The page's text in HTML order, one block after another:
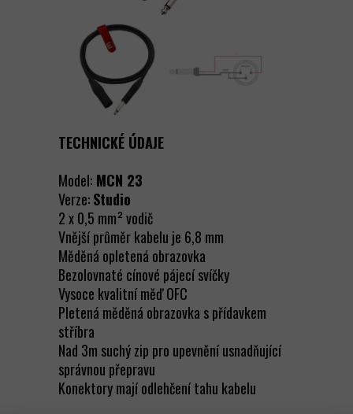
TECHNICKÉ ÚDAJE
Model: MCN 23
Verze:Studio
2 x 0,5 mm² vodič
Vnější průměr kabelu je 6,8 mm
Měděná opletená obrazovka
Bezolovnaté cínové pájecí svíčky
Vysoce kvalitní měď OFC
Pletená měděná obrazovka s přídavkem
stříbra
Nad 3m suchý zip pro upevnění usnadňující
správnou přepravu
Konektory mají odlehčení tahu kabelu